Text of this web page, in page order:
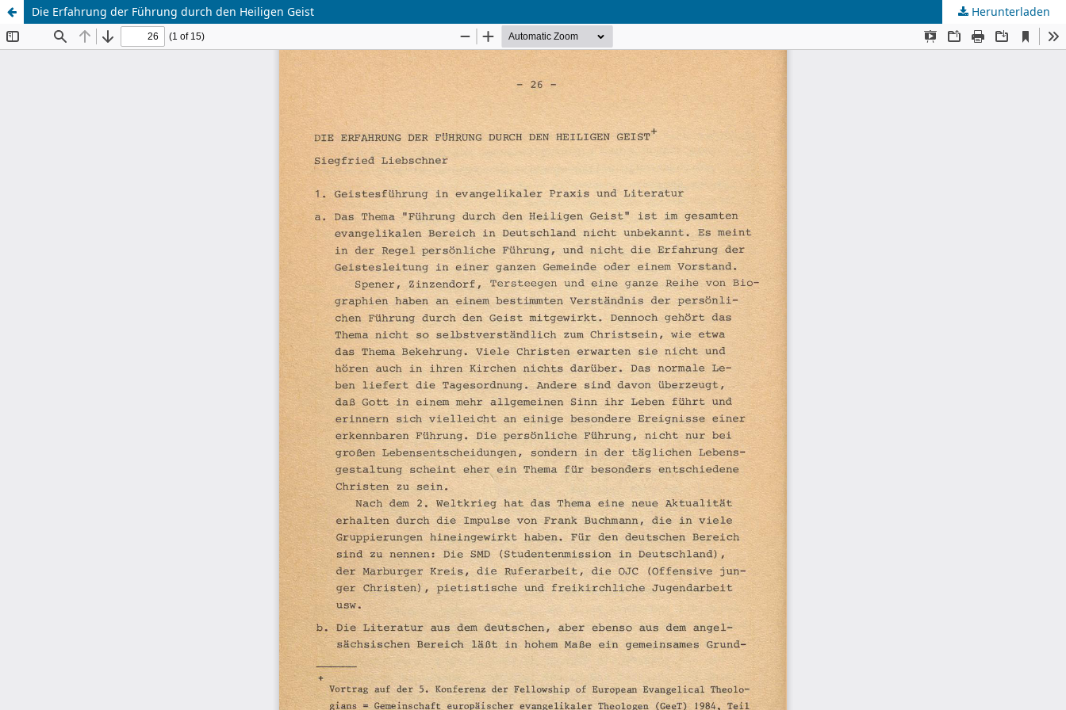
Die Erfahrung der Führung durch den Heiligen Geist Herunterladen